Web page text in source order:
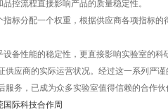
控流程直接影响产品的质量稳定性。
标分配一个权重，根据供应商各项指标
备性能的稳定性，更直接影响实验室的
应商的实际运营状况。经过这一系列
务，已成为众多实验室值得信赖的合作
国际科技合作周